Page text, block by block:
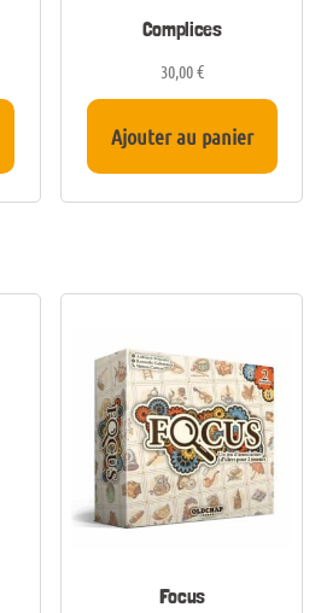
Complices
30,00€
Ajouter au panier
Focus